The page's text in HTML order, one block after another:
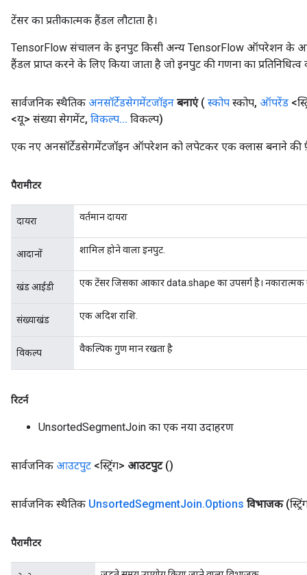
टेंसर का प्रतीकात्मक हैंडल लौटाता है।
TensorFlow संचालन के इनपुट किसी अन्य TensorFlow ऑपरेशन के
हैंडल प्राप्त करने के लिए किया जाता है जो इनपुट की गणना का प्रतिनिधित्व
सार्वजनिक स्थैतिक अनसॉर्टेडसेगमेंटजॉइन बनाएं ( स्कोप स्कोप, ऑपरेंड
<यू> संख्या सेगमेंट, विकल्प... विकल्प)
एक नए अनसॉर्टेडसेगमेंटजॉइन ऑपरेशन को लपेटकर एक क्लास बनाने की
पैरामीटर
दायरा वर्तमान दायरा
आदानों शामिल होने वाला इनपुट.
खंड आईडी एक टेंसर जिसका आकार data.shape का उपसर्ग है। नकारात्मक
संख्याखंड एक अदिश राशि.
विकल्प वैकल्पिक गुण मान रखता है
रिटर्न
UnsortedSegmentJoin का एक नया उदाहरण
सार्वजनिक आउटपुट <स्ट्रिंग> आउटपुट ()
सार्वजनिक स्थैतिक UnsortedSegmentJoin.Options विभाजक
पैरामीटर